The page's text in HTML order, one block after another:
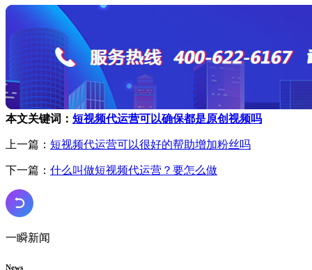
本文关键词： 短视频代运营可以确保都是原创视频吗
上一篇： 短视频代运营可以很好的帮助增加粉丝吗
下一篇： 什么叫做短视频代运营？要怎么做
一瞬新闻
News